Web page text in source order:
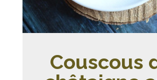
Couscous